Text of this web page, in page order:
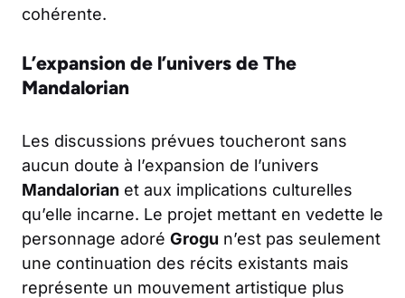
cohérente.
L’expansion de l’univers de The
Mandalorian
Les discussions prévues toucheront sans
aucun doute à l’expansion de l’univers
Mandalorian et aux implications culturelles
qu’elle incarne. Le projet mettant en vedette le
personnage adoré Grogu n’est pas seulement
une continuation des récits existants mais
représente un mouvement artistique plus